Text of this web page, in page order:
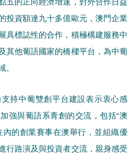
投資額達九十多億歐元，澳門企業
具標誌性的合作，積極構建服務中
其他葡語國家的橋樑平台，為中葡
持中葡雙創平台建設表示衷心感
強與葡語系青創的交流，包括“澳
內的創業賽事在澳舉行，並組織優
行路演及與投資者交流，親身感受